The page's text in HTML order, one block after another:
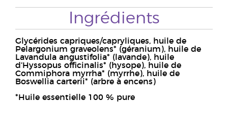
Ingrédients
Glycérides capriques/capryliques, huile de
Pelargonium graveolens* (géranium), huile de
Lavandula angustifolia* (lavande), huile
d’Hyssopus officinalis* (hysope), huile de
Commiphora myrrha* (myrrhe), huile de
Boswellia carterii* (arbre à encens)
*Huile essentielle 100 % pure